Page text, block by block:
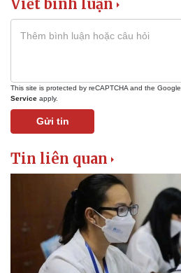
Pháp luật
Vụ án
Tin nóng
Tư vấn luật
Viết bình luận
This site is protected by reCAPTCHA and the Google
Service apply.
Gửi tin
Tin liên quan